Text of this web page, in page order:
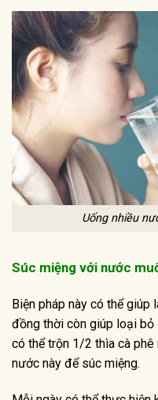
Uống nhiều
Súc miệng với nước
Biện pháp này có thể giúp
đồng thời còn giúp loại
có thể trộn 1/2 thìa cà
nước này để súc miệng.